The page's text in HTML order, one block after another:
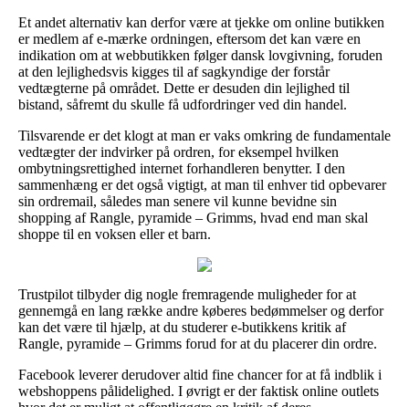
Et andet alternativ kan derfor være at tjekke om online butikken
er medlem af e-mærke ordningen, eftersom det kan være en
indikation om at webbutikken følger dansk lovgivning, foruden
at den lejlighedsvis kigges til af sagkyndige der forstår
vedtægterne på området. Dette er desuden din lejlighed til
bistand, såfremt du skulle få udfordringer ved din handel.
Tilsvarende er det klogt at man er vaks omkring de fundamentale
vedtægter der indvirker på ordren, for eksempel hvilken
ombytningsrettighed internet forhandleren benytter. I den
sammenhæng er det også vigtigt, at man til enhver tid opbevarer
sin ordremail, således man senere vil kunne bevidne sin
shopping af Rangle, pyramide – Grimms, hvad end man skal
shoppe til en voksen eller et barn.
Trustpilot tilbyder dig nogle fremragende muligheder for at
gennemgå en lang række andre køberes bedømmelser og derfor
kan det være til hjælp, at du studerer e-butikkens kritik af
Rangle, pyramide – Grimms forud for at du placerer din ordre.
Facebook leverer derudover altid fine chancer for at få indblik i
webshoppens pålidelighed. I øvrigt er der faktisk online outlets